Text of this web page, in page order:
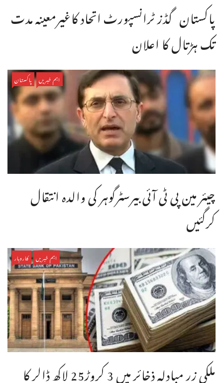
پاکستان گڈز ٹرانسپورٹ اتحاد کاغیرمعینہ مدت
تک ہڑتال کا اعلان
اہم خبریں پاکستان
چیئر مین پی ٹی آئی بیرسٹرگوہر کی والدہ انتقال
کرگئیں
اہم خبریں کاروبار
ملکی زر مبادلہ ذخائر میں 3 کروڑ25 لاکھ ڈالر کا